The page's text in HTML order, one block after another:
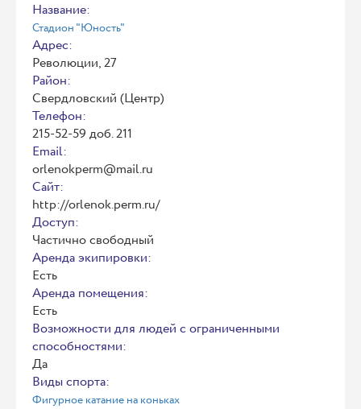
Название:
Стадион "Юность"
Адрес:
Революции, 27
Район:
Свердловский (Центр)
Телефон:
215-52-59 доб. 211
Email:
orlenokperm@mail.ru
Сайт:
http://orlenok.perm.ru/
Доступ:
Частично свободный
Аренда экипировки:
Есть
Аренда помещения:
Есть
Возможности для людей с ограниченными
способностями:
Да
Виды спорта:
Фигурное катание на коньках